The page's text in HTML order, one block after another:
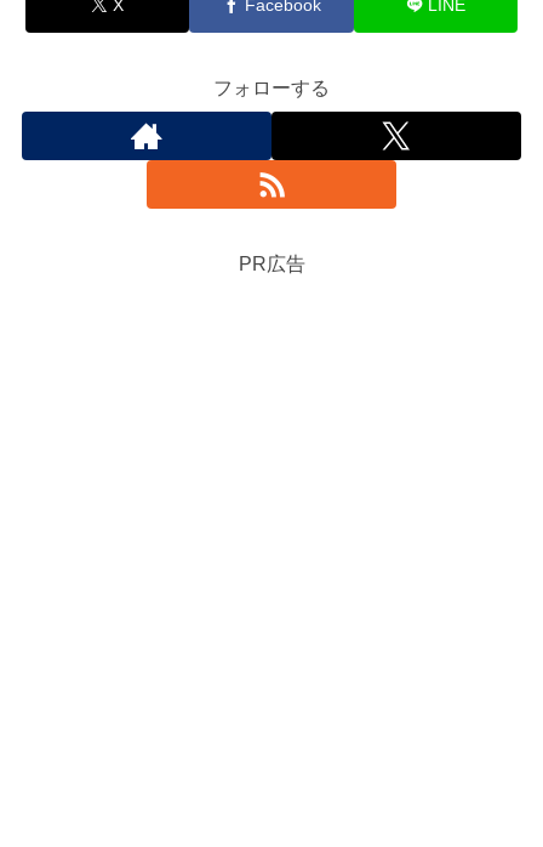
X Facebook LINE
フォローする
PR広告